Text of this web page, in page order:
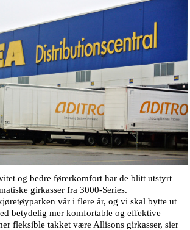
og bedre førerkomfort har de blitt utstyrt
girkasser fra 3000-Series.
vår i flere år, og vi skal bytte ut
betydelig mer komfortable og effektive
fleksible takket være Allisons girkasser, sier